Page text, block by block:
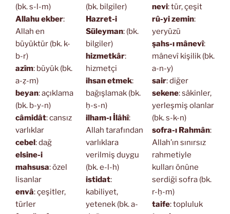
(bk. s-l-m)
Allahu ekber:
Allah en
büyüktür (bk. k-
b-r)
azîm: büyük (bk.
a-ẓ-m)
beyan: açıklama
(bk. b-y-n)
câmidât: cansız
varlıklar
cebel : dağ
elsine-i
mahsusa: özel
lisanlar
envâ: çeşitler,
türler
(bk. bilgiler)
Hazret-i
Süleyman: (bk.
bilgiler)
hizmetkâr:
hizmetçi
ihsan etmek:
bağışlamak (bk.
ḥ-s-n)
ilham-ı İlâhî:
Allah tarafından
varlıklara
verilmiş duygu
(bk. e-l-h)
istidat:
kabiliyet,
yetenek (bk. a-
nevi: tür, çeşit
rû-yi zemin:
yeryüzü
şahs-ı mânevî:
mânevî kişilik (bk.
a-n-y)
sair: diğer
sekene: sâkinler,
yerleşmiş olanlar
(bk. s-k-n)
sofra-ı Rahmân:
Allah’ın sınırsız
rahmetiyle
kulları önüne
serdiği sofra (bk.
r-ḥ-m)
taife: topluluk